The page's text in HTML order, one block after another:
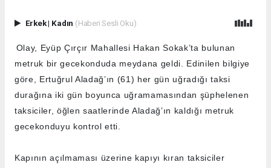
Erkek| Kadın (Haberi Sesli Oku)
Olay, Eyüp Çırçır Mahallesi Hakan Sokak’ta bulunan
metruk bir gecekonduda meydana geldi. Edinilen bilgiye
göre, Ertuğrul Aladağ’ın (61) her gün uğradığı taksi
durağına iki gün boyunca uğramamasından şüphelenen
taksiciler, öğlen saatlerinde Aladağ’ın kaldığı metruk
gecekonduyu kontrol etti.
Kapının açılmaması üzerine kapıyı kıran taksiciler